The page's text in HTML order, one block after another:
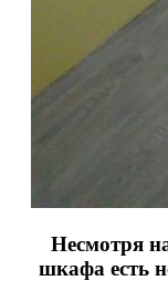
Несмотря
шкафа есть